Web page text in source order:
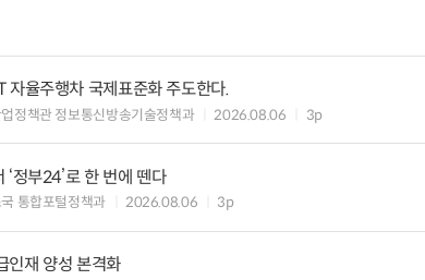
율주행차 국제표준화 주도한다.
정책관 정보통신방송기술정책과 2026.08.06 3p
정부24’로 한 번에 뗀다
통합포털정책과 2026.08.06 3p
인재 양성 본격화